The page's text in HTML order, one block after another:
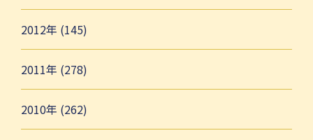
2012年 (145)
2011年 (278)
2010年 (262)